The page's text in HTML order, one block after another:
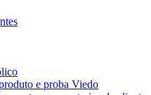
e proba Viedo